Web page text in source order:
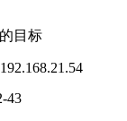
目标
43